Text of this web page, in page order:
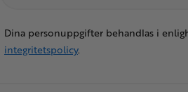
Dina personuppgifter behandlas i
integritetspolicy.